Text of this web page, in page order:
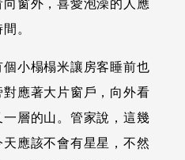
窗外，喜愛泡澡的人應
。
小榻榻米讓房客睡前也
應著大片窗戶，向外看
層的山。管家說，這幾
應該不會有星星，不然